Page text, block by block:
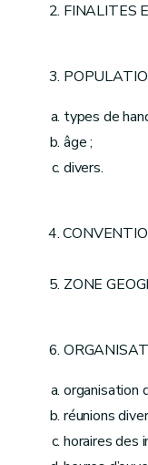
FINALITES
types de
âge ;
divers.
4.
ZONE
organisation
réunions
horaires des